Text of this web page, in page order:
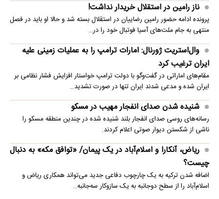
ناز رامین در استقلال خریدار نداشت!
پرونده ادامه حضور رامین رضاییان در استقلال بسته شد و حالا او باید در فصل
منتهی به جام ملت‌های آسیا فوتبال خود را در…
وال‌استریت ژورنال: امارات ترامپ را به عملیات زمینی علیه
ایران ترغیب کرد
مقام‌های اماراتی در گفت‌وگو با دولت ترامپ خواستار افزایش فشار نظامی بر
ایران شده و مدعی شدند ایران تنها در صورت تشدید…
شنیده شدن صدای انفجار مهیب در مسکو
رسانه‌های روسی صدای انفجار بلند شنیده شده در چندین منطقه مسکو را
ناشی از شکستن دیوار صوتی اعلام کردند.
ریاض، آنکارا و اسلام‌آباد در یک پیمان/ «توافق مکه» به دنبال
چیست؟
اضافه شدن ترکیه به یک چارچوب دفاعی جدید می‌تواند همکاری ریاض و
اسلام‌آباد را از سطح دوجانبه به یک سازوکار سه‌جانبه…